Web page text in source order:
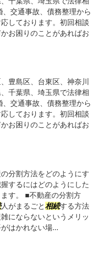
、交通事故、債務整理から
しております。初回相談
お困りのことがあればお
豊島区、台東区、神奈川
千葉県、埼玉県で法律相
、交通事故、債務整理から
しております。初回相談
お困りのことがあればお
分割方法をどのようにす
するにはどのようにした
す。 ■不動産の分割方
人がまるごと相続する方法
にならないというメリッ
はかれない場...